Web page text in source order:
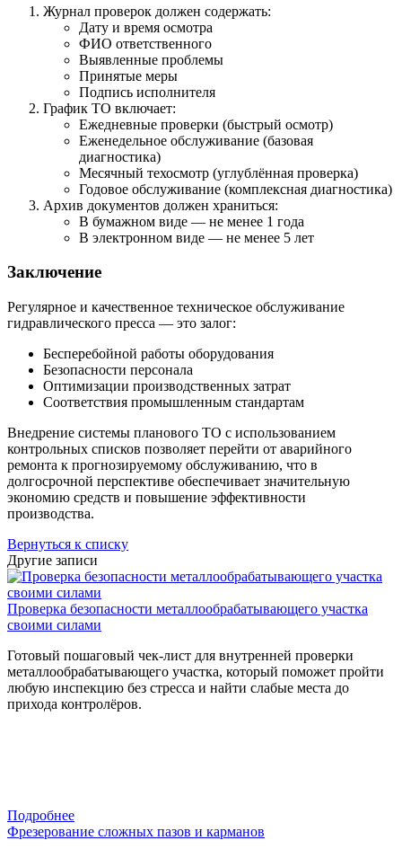
Журнал проверок должен содержать:
Дату и время осмотра
ФИО ответственного
Выявленные проблемы
Принятые меры
Подпись исполнителя
График ТО включает:
Ежедневные проверки (быстрый осмотр)
Еженедельное обслуживание (базовая
диагностика)
Месячный техосмотр (углублённая проверка)
Годовое обслуживание (комплексная диагностика)
Архив документов должен храниться:
В бумажном виде — не менее 1 года
В электронном виде — не менее 5 лет
Заключение
Регулярное и качественное техническое обслуживание
гидравлического пресса — это залог:
Бесперебойной работы оборудования
Безопасности персонала
Оптимизации производственных затрат
Соответствия промышленным стандартам
Внедрение системы планового ТО с использованием
контрольных списков позволяет перейти от аварийного
ремонта к прогнозируемому обслуживанию, что в
долгосрочной перспективе обеспечивает значительную
экономию средств и повышение эффективности
производства.
Вернуться к списку
Другие записи
Проверка безопасности металлообрабатывающего участка
своими силами
Готовый пошаговый чек-лист для внутренней проверки
металлообрабатывающего участка, который поможет пройти
любую инспекцию без стресса и найти слабые места до
прихода контролёров.
Подробнее
Фрезерование сложных пазов и карманов